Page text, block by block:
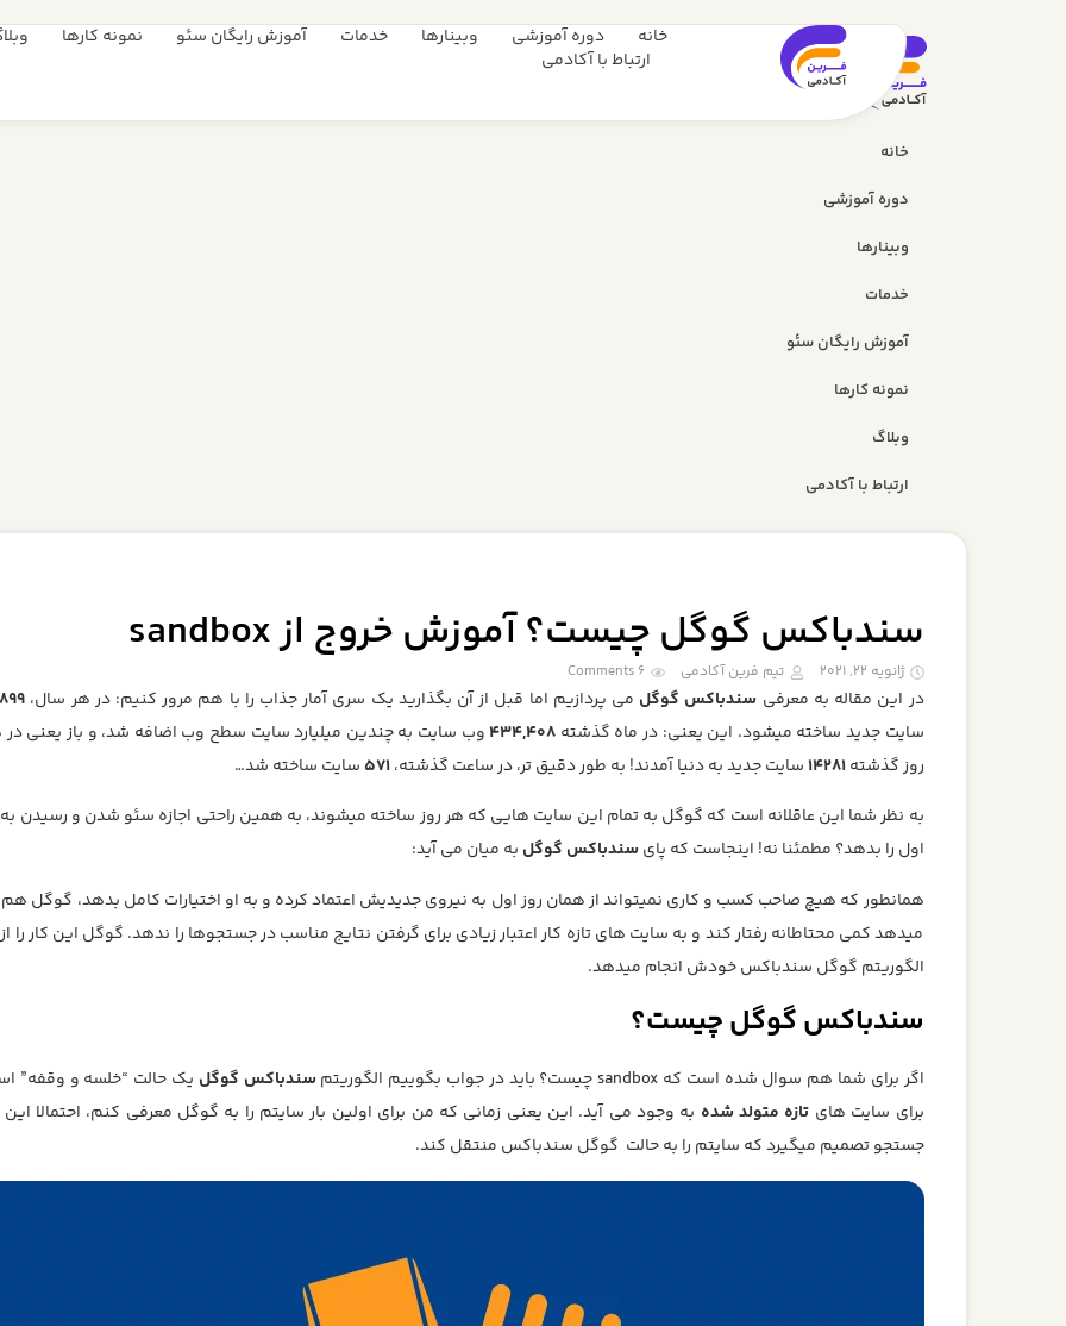
خانه دوره آموزشی وبینارها خدمات آموزش رایگان سئو نمونه کارها
ارتباط با آکادمی
خانه
دوره آموزشی
وبینارها
خدمات
آموزش رایگان سئو
نمونه کارها
وبلاگ
ارتباط با آکادمی
سندباکس گوگل چیست؟ آموزش خروج از sandbox
ژانویه 22, 2021 تیم فرین آکادمی 6 Comments
در این مقاله به معرفی سندباکس گوگل می پردازیم اما قبل از آن بگذارید یک سری آمار جذاب را با هم مرور کنیم: در هر سال،
سایت جدید ساخته میشود. این یعنی: در ماه گذشته 434,408وب سایت به چندین میلیارد سایت سطح وب اضافه شد، و باز یعنی
روز گذشته14281سایت جدید به دنیا آمدند! به طور دقیق تر، در ساعت گذشته،571سایت ساخته شد…
به نظر شما این عاقلانه است که گوگل به تمام این سایت هایی که هر روز ساخته میشوند، به همین راحتی اجازه سئو شدن و رسیدن به
اول را بدهد؟ مطمئنا نه! اینجاست که پای سندباکس گوگل به میان می آید:
همانطور که هیچ صاحب کسب و کاری نمیتواند از همان روز اول به نیروی جدیدیش اعتماد کرده و به او اختیارات کامل بدهد، گوگل هم
میدهد کمی محتاطانه رفتار کند و به سایت های تازه کار اعتبار زیادی برای گرفتن نتایج مناسب در جستجوها را ندهد. گوگل این کار را
الگوریتم گوگل سندباکس خودش انجام میدهد.
سندباکس گوگل چیست؟
اگر برای شما هم سوال شده است که sandbox چیست؟ باید در جواب بگوییم الگوریتم سندباکس گوگل یک حالت “خلسه و وقفه”
برای سایت های تازه متولد شده به وجود می آید. این یعنی زمانی که من برای اولین بار سایتم را به گوگل معرفی کنم، احتمالا این
جستجو تصمیم میگیرد که سایتم را به حالت گوگل سندباکس منتقل کند.